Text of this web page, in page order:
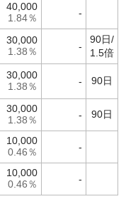
40,000
1.84％ -
30,000
1.38％ -
90日/
1.5倍
30,000
1.38％ - 90日
30,000
1.38％ - 90日
10,000
0.46％ -
10,000
0.46％ -